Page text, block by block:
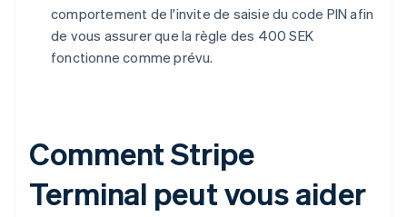
comportement de l'invite de saisie du code PIN afin
de vous assurer que la règle des 400 SEK
fonctionne comme prévu.
Comment Stripe
Terminal peut vous aider